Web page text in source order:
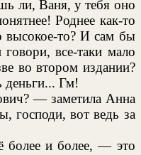
ли, Ваня, у тебя оно
Роднее как-то
высокое-то? И сам бы
все-таки мало
во втором издании?
деньги... Гм!
— заметила Анна
господи, вот ведь за
более и более, — это